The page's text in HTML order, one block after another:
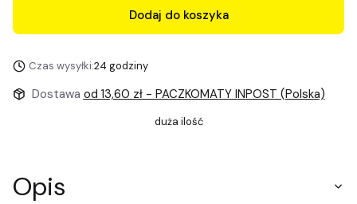
Dodaj do koszyka
Czas wysyłki:24 godziny
Dostawa od 13,60 zł - PACZKOMATY INPOST (Polska)
duża ilość
Opis